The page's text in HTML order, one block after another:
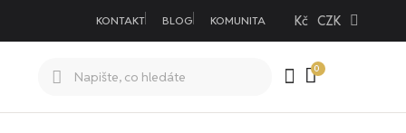
KONTAKT BLOG KOMUNITA Kč CZK